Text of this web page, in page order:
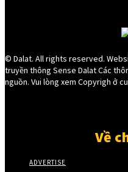
© Dalat. All rights reserved.
truyền thông Sense Dalat Các
nguồn. Vui lòng xem Copyrigh ở
Về
ADVERTISE